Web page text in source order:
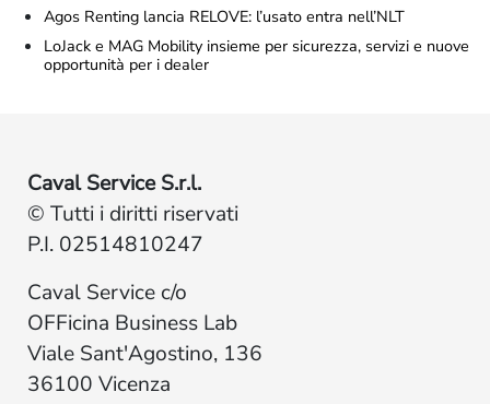
Agos Renting lancia RELOVE: l’usato entra nell’NLT
LoJack e MAG Mobility insieme per sicurezza, servizi e nuove
opportunità per i dealer
Caval Service S.r.l.
© Tutti i diritti riservati
P.I. 02514810247
Caval Service c/o
OFFicina Business Lab
Viale Sant'Agostino, 136
36100 Vicenza